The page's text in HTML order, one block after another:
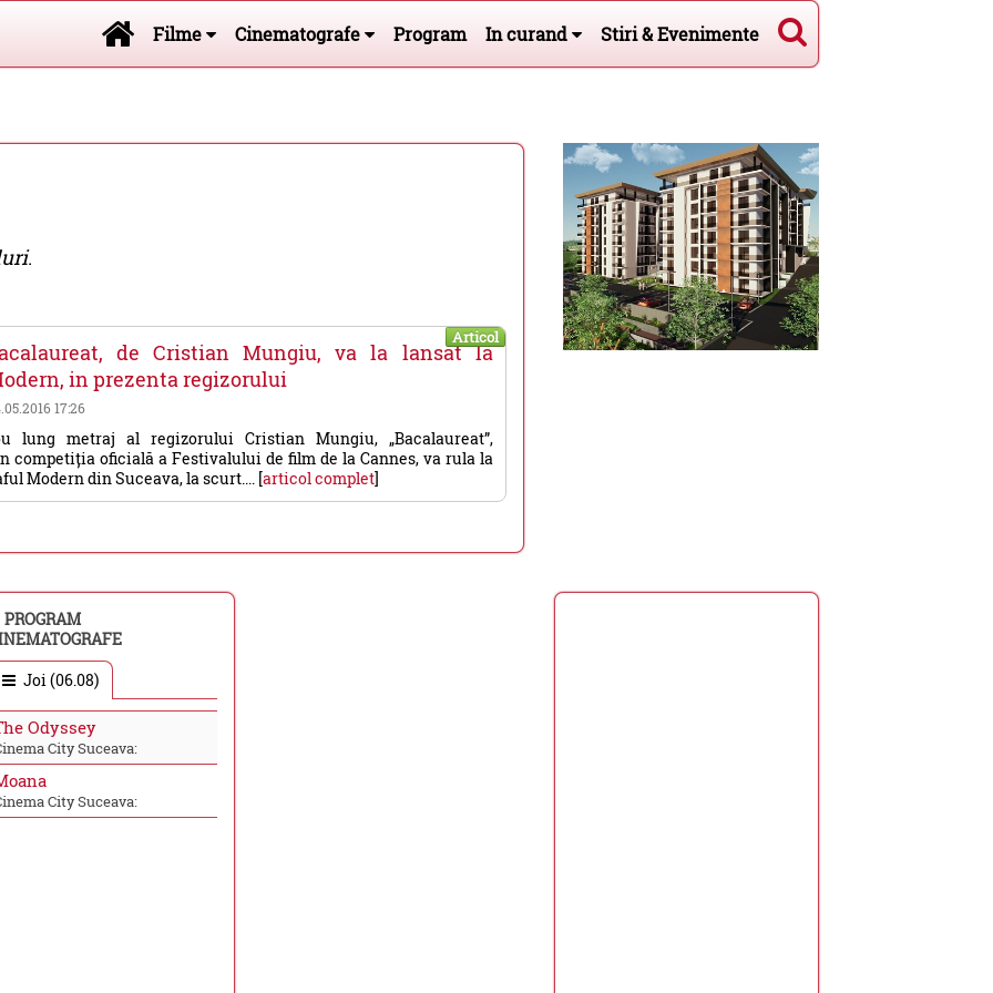
Filme Cinematografe Program In curand Stiri & Evenimente
.
Articol
de Cristian Mungiu, va la lansat la
in prezenta regizorului
17:26
lung metraj al regizorului Cristian Mungiu, „Bacalaureat”,
competiția oficială a Festivalului de film de la Cannes, va rula la
Modern din Suceava, la scurt.... [articol complet]
PROGRAM
Joi (06.08)
Odyssey
City Suceava:
City Suceava: